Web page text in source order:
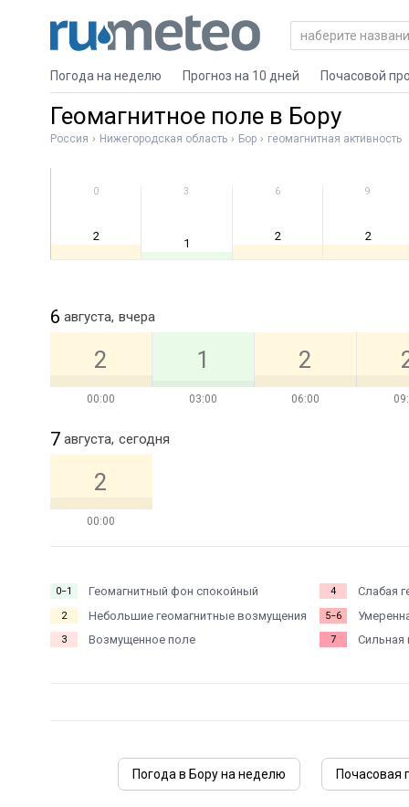
Погода на неделю Прогноз на 10 дней Почасовой
Геомагнитное поле в Бору
Россия Нижегородская область Бор геомагнитная активность
0
2
3
1
6
2
9
2
6 августа, вчера
00:00
2
03:00
1
06:00
2
7 августа, сегодня
00:00
2
0−1 Геомагнитный фон спокойный
2 Небольшие геомагнитные возмущения
3 Возмущенное поле
4 Слабая
5−6
7 Сильная
Погода в Бору на неделю Почасовая